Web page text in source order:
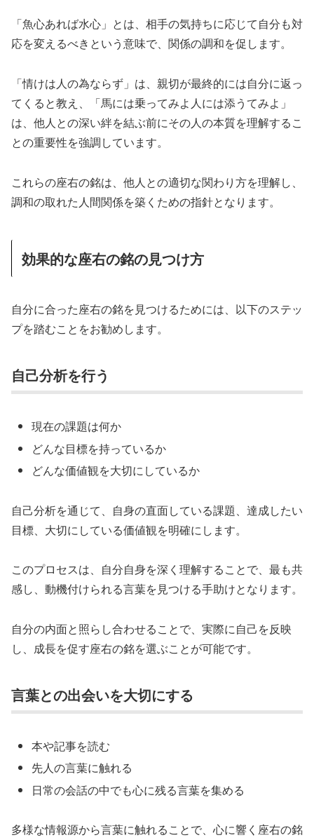
「魚心あれば水心」とは、相手の気持ちに応じて自分も対
応を変えるべきという意味で、関係の調和を促します。
「情けは人の為ならず」は、親切が最終的には自分に返っ
てくると教え、「馬には乗ってみよ人には添うてみよ」
は、他人との深い絆を結ぶ前にその人の本質を理解するこ
との重要性を強調しています。
これらの座右の銘は、他人との適切な関わり方を理解し、
調和の取れた人間関係を築くための指針となります。
効果的な座右の銘の見つけ方
自分に合った座右の銘を見つけるためには、以下のステッ
プを踏むことをお勧めします。
自己分析を行う
現在の課題は何か
どんな目標を持っているか
どんな価値観を大切にしているか
自己分析を通じて、自身の直面している課題、達成したい
目標、大切にしている価値観を明確にします。
このプロセスは、自分自身を深く理解することで、最も共
感し、動機付けられる言葉を見つける手助けとなります。
自分の内面と照らし合わせることで、実際に自己を反映
し、成長を促す座右の銘を選ぶことが可能です。
言葉との出会いを大切にする
本や記事を読む
先人の言葉に触れる
日常の会話の中でも心に残る言葉を集める
多様な情報源から言葉に触れることで、心に響く座右の銘